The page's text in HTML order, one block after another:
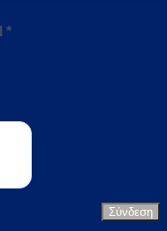
*Απαιτείται
Σύνδεση